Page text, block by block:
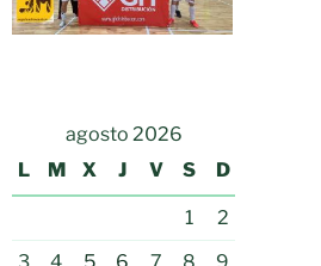
agosto 2026
L
M X J V S D
1
2